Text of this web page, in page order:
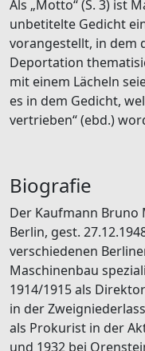
Als „Motto“ (S. 3) ist
unbetitelte Gedicht
vorangestellt, in dem
Deportation
mit einem Lächeln
es in dem Gedicht,
vertrieben“ (ebd.)
Biografie
Der Kaufmann Bruno
Berlin, gest.
verschiedenen
Maschinenbau
1914/1915 als
in der
als Prokurist in der
und 1932 bei